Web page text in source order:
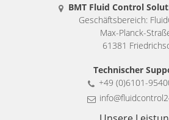
BMT Fluid Control
Geschäftsbereich:
Max-Planck-
61381
Technischer
+49 (0)6101-